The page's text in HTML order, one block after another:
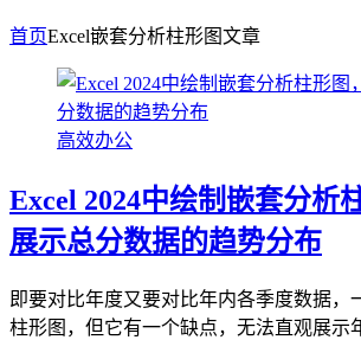
首页Excel嵌套分析柱形图文章
高效办公
Excel 2024中绘制嵌套分析
展示总分数据的趋势分布
即要对比年度又要对比年内各季度数据，
柱形图，但它有一个缺点，无法直观展示